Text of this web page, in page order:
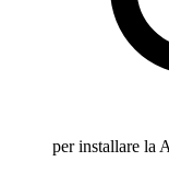
per installare la